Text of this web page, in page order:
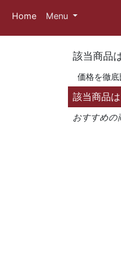
Home Menu
該当商品
価格を徹
該当商品
おすすめの